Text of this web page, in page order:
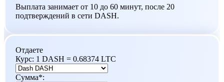
Выплата занимает от 10 до 60 минут, после 20
подтверждений в сети DASH.
Отдаете
Курс: 1 DASH = 0.68374 LTC
Сумма*: